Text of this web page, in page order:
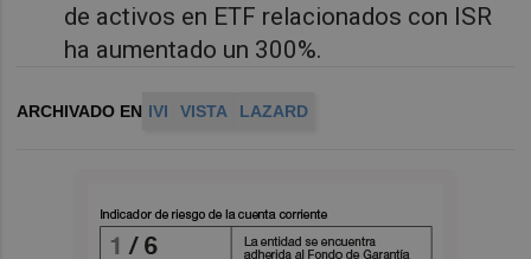
de activos en ETF relacionados con ISR
ha aumentado un 300%.
ARCHIVADO EN IVI VISTA LAZARD